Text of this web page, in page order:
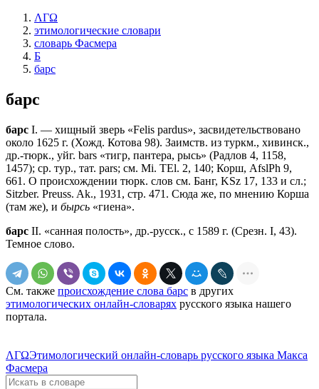
ΛΓΩ
этимологические словари
словарь Фасмера
Б
барс
барс
барс I. — хищный зверь «Felis pardus», засвидетельствовано
около 1625 г. (Хожд. Котова 98). Заимств. из туркм., хивинск.,
др.-тюрк., уйг. bars «тигр, пантера, рысь» (Радлов 4, 1158,
1457); ср. тур., тат. pars; см. Mi. TEl. 2, 140; Корш, AfslPh 9,
661. О происхождении тюрк. слов см. Банг, KSz 17, 133 и сл.;
Sitzber. Preuss. Ak., 1931, стр. 471. Сюда же, по мнению Корша
(там же), и бырсь «гиена».
барс II. «санная полость», др.-русск., с 1589 г. (Срезн. I, 43).
Темное слово.
См. также происхождение слова барс в других
этимологических онлайн-словарях русского языка нашего
портала.
ΛΓΩЭтимологический онлайн-словарь русского языка Макса
Фасмера